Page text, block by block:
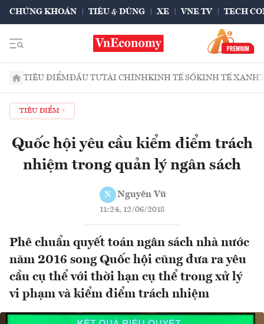
CHỨNG KHOÁN TIÊU & DÙNG XE VNE TV TECH
TIÊU ĐIỂMĐẦU TƯTÀI CHÍNHKINH TẾ SỐKINH TẾ XANH
TIÊU ĐIỂM
Quốc hội yêu cầu kiểm điểm trách
nhiệm trong quản lý ngân sách
N Nguyên Vũ
11:24, 12/06/2018
Phê chuẩn quyết toán ngân sách nhà nước
năm 2016 song Quốc hội cũng đưa ra yêu
cầu cụ thể với thời hạn cụ thể trong xử lý
vi phạm và kiểm điểm trách nhiệm